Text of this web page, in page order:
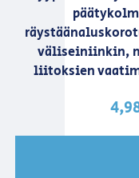
väliseiniinkin,
liitoksien